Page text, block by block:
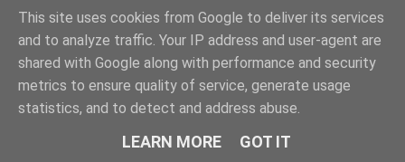
This site uses cookies from Google to deliver its services
and to analyze traffic. Your IP address and user-agent are
shared with Google along with performance and security
metrics to ensure quality of service, generate usage
statistics, and to detect and address abuse.
LEARN MORE GOT IT